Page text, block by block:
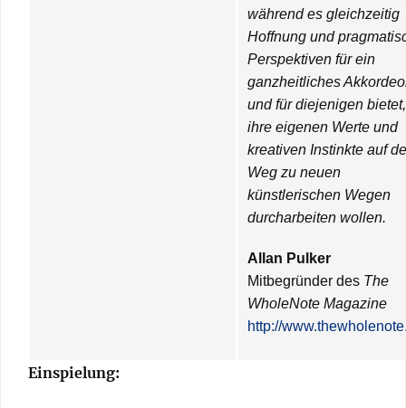
während es gleichzeitig
Hoffnung und
Perspektiven für ein
ganzheitliches
und für diejenigen
ihre eigenen Werte und
kreativen Instinkte auf
Weg zu neuen
künstlerischen Wegen
durcharbeiten wollen.
Allan Pulker
Mitbegründer des The
WholeNote Magazine
http://
Einspielung: